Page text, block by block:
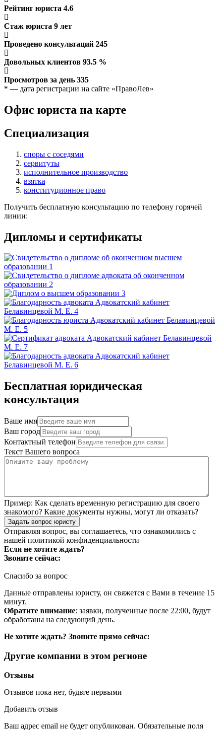
Рейтинг юриста 4.6
Стаж юриста 9 лет
Проведено консультаций 245
Довольных клиентов 93.5 %
Просмотров за день 335
* — дата регистрации на сайте «ПравоЛев»
Офис юриста на карте
Специализация
споры с соседями
сервитуты
исполнительное производство
взятка
конституционное право
Получить бесплатную консультацию по телефону горячей
линии:
Дипломы и сертификаты
Бесплатная юридическая
консультация
Ваше имя
Ваш город
Контактный телефон
Текст Вашего вопроса
Пример: Как сделать временную регистрацию для своего
знакомого? Какие документы нужны, могут ли отказать?
Задать вопрос юристу
Отправляя вопрос, вы соглашаетесь, что ознакомились с
нашей политикой конфиденциальности
Если не хотите ждать?
Звоните сейчас:
Спасибо за вопрос
Данные отправлены юристу, он свяжется с Вами в течение 15
минут.
Обратите внимание: заявки, полученные после 22:00, будут
обработаны на следующий день.
Не хотите ждать? Звоните прямо сейчас:
Другие компании в этом регионе
Отзывы
Отзывов пока нет, будьте первыми
Добавить отзыв
Ваш адрес email не будет опубликован. Обязательные поля